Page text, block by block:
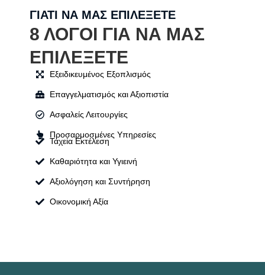
ΓΙΑΤΙ ΝΑ ΜΑΣ ΕΠΙΛΕΞΕΤΕ
8 ΛΟΓΟΙ ΓΙΑ ΝΑ ΜΑΣ
ΕΠΙΛΕΞΕΤΕ​
Εξειδικευμένος Εξοπλισμός
Επαγγελματισμός και Αξιοπιστία
Ασφαλείς Λειτουργίες
Προσαρμοσμένες Υπηρεσίες
Ταχεία Εκτέλεση
Καθαριότητα και Υγιεινή
Αξιολόγηση και Συντήρηση
Οικονομική Αξία